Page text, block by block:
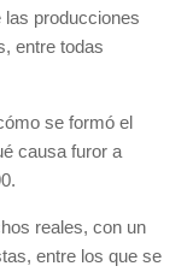
las producciones
entre todas
se formó el
causa furor a
reales, con un
entre los que se